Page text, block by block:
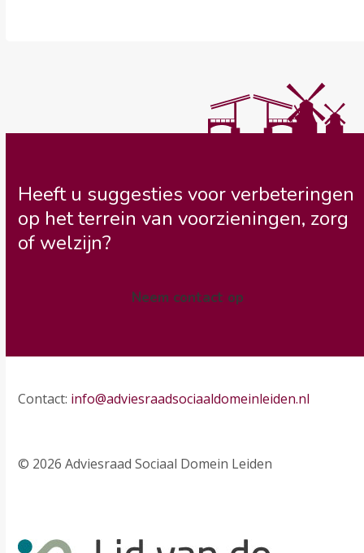
Heeft u suggesties voor verbeteringen
op het terrein van voorzieningen, zorg
of welzijn?
Neem contact op
Contact: info@adviesraadsociaaldomeinleiden.nl
© 2026 Adviesraad Sociaal Domein Leiden